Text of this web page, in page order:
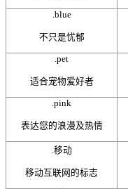
.blue
不只是忧郁
.pet
适合宠物爱好者
.pink
表达您的浪漫及热情
.移动
移动互联网的标志